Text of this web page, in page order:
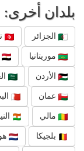
بلدان أخرى:
الجزائر
موريتانيا
الأردن
عمان
مالي
بلجيكا